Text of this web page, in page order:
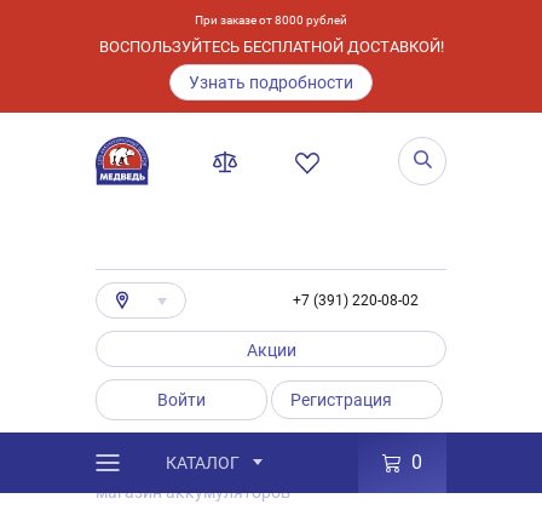
При заказе от 8000 рублей
ВОСПОЛЬЗУЙТЕСЬ БЕСПЛАТНОЙ ДОСТАВКОЙ!
Узнать подробности
+7 (391) 220-08-02
Акции
Войти Регистрация
КАТАЛОГ 0
Полезные статьи
магазин аккумуляторов